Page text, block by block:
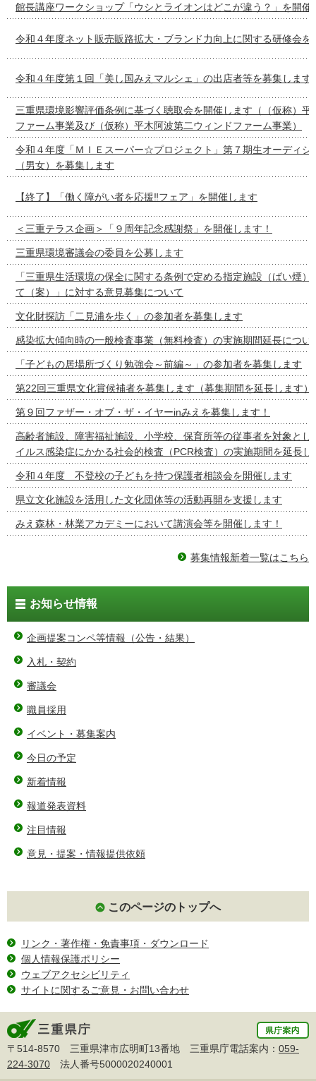
館長講座ワークショップ「ウシとライオンはどこが違う？」を開催
令和４年度ネット販売販路拡大・ブランド力向上に関する研修会を
令和４年度第１回「美し国みえマルシェ」の出店者等を募集します
三重県環境影響評価条例に基づく聴取会を開催します（（仮称）平
ファーム事業及び（仮称）平木阿波第二ウィンドファーム事業）
令和４年度「ＭＩＥスーパー☆プロジェクト」第７期生オーディシ
（男女）を募集します
【終了】「働く障がい者を応援‼フェア」を開催します
＜三重テラス企画＞「９周年記念感謝祭」を開催します！
三重県環境審議会の委員を公募します
「三重県生活環境の保全に関する条例で定める指定施設（ばい煙
て（案）」に対する意見募集について
文化財探訪「二見浦を歩く」の参加者を募集します
感染拡大傾向時の一般検査事業（無料検査）の実施期間延長につい
「子どもの居場所づくり勉強会～前編～」の参加者を募集します
第22回三重県文化賞候補者を募集します（募集期間を延長します）
第９回ファザー・オブ・ザ・イヤーinみえを募集します！
高齢者施設、障害福祉施設、小学校、保育所等の従事者を対象とし
イルス感染症にかかる社会的検査（PCR検査）の実施期間を延長し
令和４年度 不登校の子どもを持つ保護者相談会を開催します
県立文化施設を活用した文化団体等の活動再開を支援します
みえ森林・林業アカデミーにおいて講演会等を開催します！
募集情報新着一覧はこちら
お知らせ情報
企画提案コンペ等情報（公告・結果）
入札・契約
審議会
職員採用
イベント・募集案内
今日の予定
新着情報
報道発表資料
注目情報
意見・提案・情報提供依頼
このページのトップへ
リンク・著作権・免責事項・ダウンロード
個人情報保護ポリシー
ウェブアクセシビリティ
サイトに関するご意見・お問い合わせ
〒514-8570 三重県津市広明町13番地 三重県庁電話案内： 059-
224-3070 法人番号5000020240001